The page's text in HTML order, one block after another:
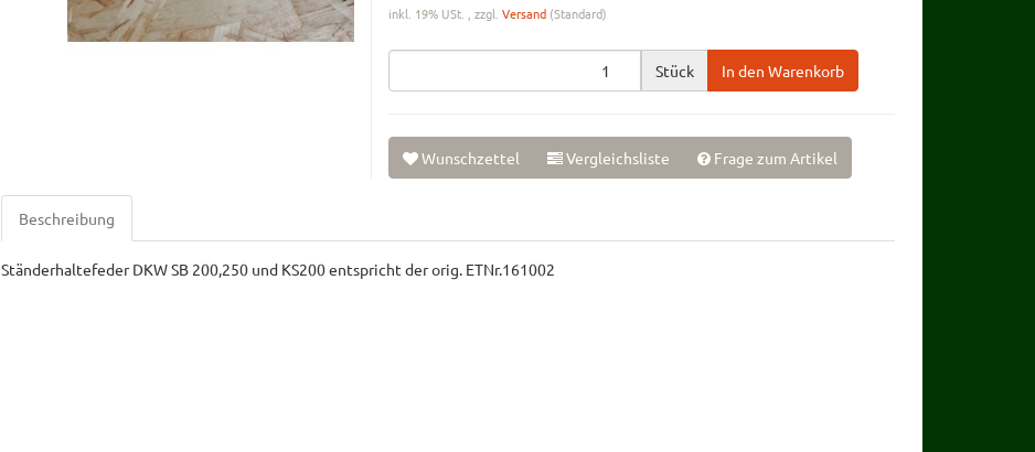
inkl. 19% USt. , zzgl. Versand (Standard)
Stück In den Warenkorb
Wunschzettel Vergleichsliste Frage zum Artikel
Beschreibung
Ständerhaltefeder DKW SB 200,250 und KS200 entspricht der orig. ETNr.161002